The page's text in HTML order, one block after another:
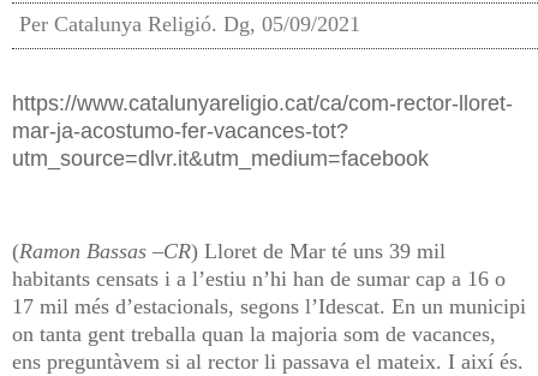
Per Catalunya Religió. Dg, 05/09/2021
https://www.catalunyareligio.cat/ca/com-rector-lloret-
mar-ja-acostumo-fer-vacances-tot?
utm_source=dlvr.it&utm_medium=facebook
(Ramon Bassas –CR) Lloret de Mar té uns 39 mil
habitants censats i a l’estiu n’hi han de sumar cap a 16 o
17 mil més d’estacionals, segons l’Idescat. En un municipi
on tanta gent treballa quan la majoria som de vacances,
ens preguntàvem si al rector li passava el mateix. I així és.